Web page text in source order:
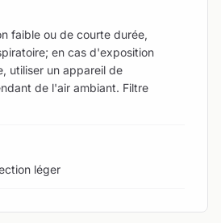
faible ou de courte durée,
en cas d'exposition
utiliser un appareil de
de l'air ambiant. Filtre
léger